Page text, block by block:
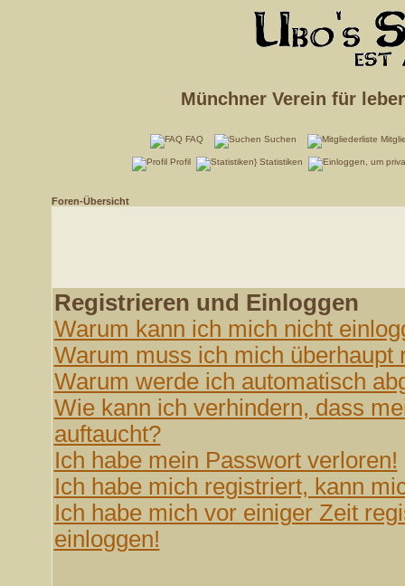
Münchner Verein für
FAQ Suchen
Profil Statistiken
Foren-Übersicht
Registrieren und Einloggen
Warum kann ich mich nicht
Warum muss ich mich überhaupt
Warum werde ich automatisch
Wie kann ich verhindern, dass
auftaucht?
Ich habe mein Passwort verloren!
Ich habe mich registriert, kann
Ich habe mich vor einiger Zeit
einloggen!